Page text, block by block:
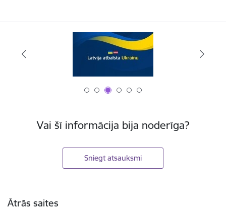
Vai šī informācija bija noderīga?
Sniegt atsauksmi
Ātrās saites